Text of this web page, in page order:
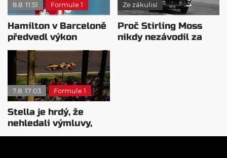
8.8. 11:51 Formule 1
Hamilton v Barceloně
předvedl výkon
pravého šampiona
Ze zákulisí
Proč Stirling Moss
nikdy nezávodil za
7.8. 17:03 Formule 1
Stella je hrdý, že
nehledali výmluvy,
proč nedokážou